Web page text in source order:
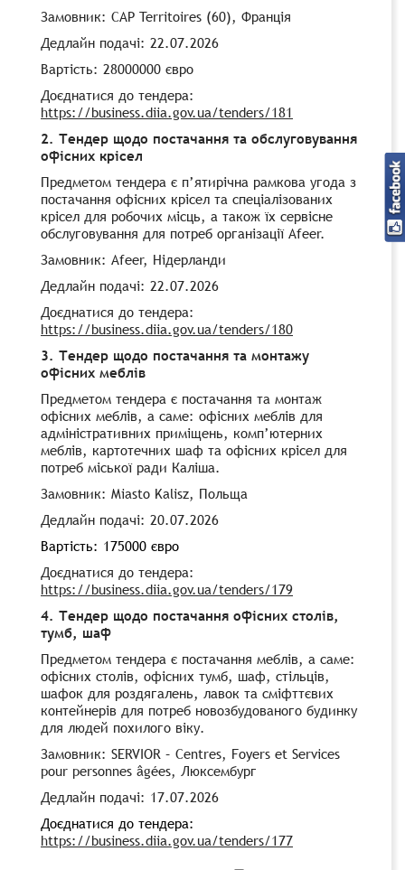
Замовник: CAP Territoires (60), Франція
Дедлайн подачі: 22.07.2026
Вартість: 28000000 євро
Доєднатися до тендера:
https://business.diia.gov.ua/tenders/181
2. Тендер щодо постачання та обслуговування
офісних крісел
Предметом тендера є п’ятирічна рамкова угода з
постачання офісних крісел та спеціалізованих
крісел для робочих місць, а також їх сервісне
обслуговування для потреб організації Afeer.
Замовник: Afeer, Нідерланди
Дедлайн подачі: 22.07.2026
Доєднатися до тендера:
https://business.diia.gov.ua/tenders/180
3. Тендер щодо постачання та монтажу
офісних меблів
Предметом тендера є постачання та монтаж
офісних меблів, а саме: офісних меблів для
адміністративних приміщень, комп’ютерних
меблів, картотечних шаф та офісних крісел для
потреб міської ради Каліша.
Замовник: Miasto Kalisz, Польща
Дедлайн подачі: 20.07.2026
Вартість: 175000 євро
Доєднатися до тендера:
https://business.diia.gov.ua/tenders/179
4. Тендер щодо постачання офісних столів,
тумб, шаф
Предметом тендера є постачання меблів, а саме:
офісних столів, офісних тумб, шаф, стільців,
шафок для роздягалень, лавок та сміфттєвих
контейнерів для потреб новозбудованого будинку
для людей похилого віку.
Замовник: SERVIOR – Centres, Foyers et Services
pour personnes âgées, Люксембург
Дедлайн подачі: 17.07.2026
Доєднатися до тендера:
https://business.diia.gov.ua/tenders/177